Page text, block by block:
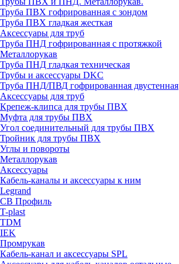
Труба ПВХ гофрированная с зондом
Труба ПВХ гладкая жесткая
Аксессуары для труб
Труба ПНД гофрированная с протяжкой
Металлорукав
Труба ПНД гладкая техническая
Трубы и аксессуары DKC
Труба ПНД/ПВД гофрированная двустенная
Аксессуары для труб
Крепеж-клипса для трубы ПВХ
Муфта для трубы ПВХ
Угол соединительный для трубы ПВХ
Тройник для трубы ПВХ
Углы и повороты
Металлорукав
Аксессуары
Кабель-каналы и аксессуары к ним
Legrand
СВ Профиль
T-plast
TDM
IEK
Промрукав
Кабель-канал и аксессуары SPL